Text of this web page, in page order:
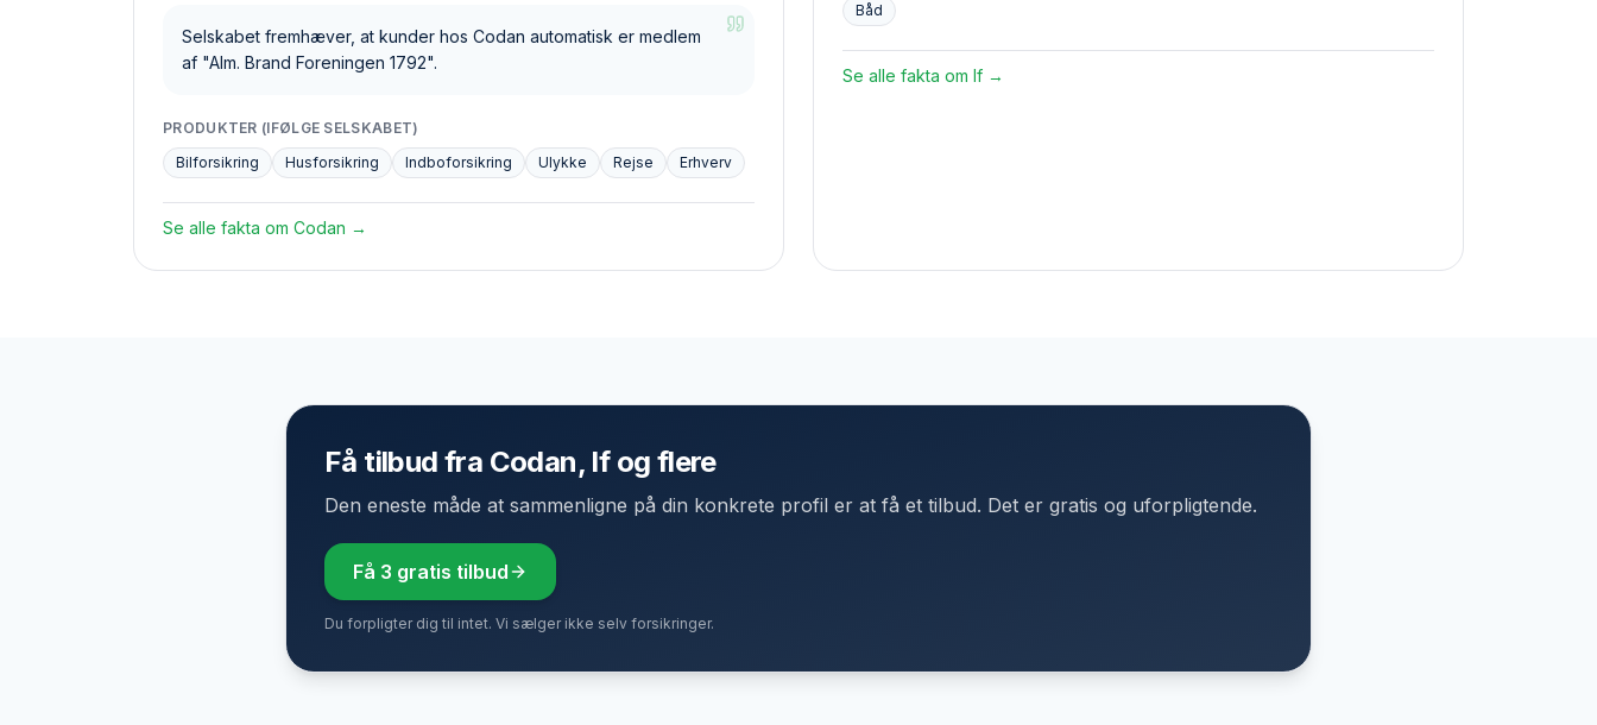
Selskabet fremhæver, at kunder hos Codan automatisk er medlem
af "Alm. Brand Foreningen 1792".
PRODUKTER (IFØLGE SELSKABET)
Bilforsikring
Husforsikring Indboforsikring Ulykke Rejse Erhverv
Se alle fakta om Codan →
Båd
Se alle fakta om If →
Få tilbud fra Codan, If og flere
Den eneste måde at sammenligne på din konkrete profil er at få et tilbud. Det er gratis og uforpligtende.
Få 3 gratis tilbud
Du forpligter dig til intet. Vi sælger ikke selv forsikringer.